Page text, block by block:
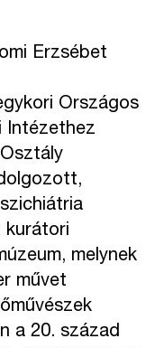
Erzsébet
Országos
Intézethez
kurátori
melynek
művet
a 20. század